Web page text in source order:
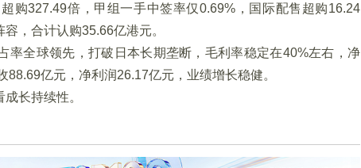
购327.49倍，甲组一手中签率仅0.69%，国际配售超购16.24
，合计认购35.66亿港元。
率全球领先，打破日本长期垄断，毛利率稳定在40%左右，净
亿元，净利润26.17亿元，业绩增长稳健。
长持续性。